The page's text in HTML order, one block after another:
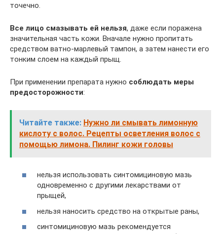
точечно.
Все лицо смазывать ей нельзя, даже если поражена
значительная часть кожи. Вначале нужно пропитать
средством ватно-марлевый тампон, а затем нанести его
тонким слоем на каждый прыщ.
При применении препарата нужно соблюдать меры
предосторожности:
Читайте также: Нужно ли смывать лимонную
кислоту с волос. Рецепты осветления волос с
помощью лимона. Пилинг кожи головы
нельзя использовать синтомициновую мазь
одновременно с другими лекарствами от
прыщей,
нельзя наносить средство на открытые раны,
синтомициновую мазь рекомендуется